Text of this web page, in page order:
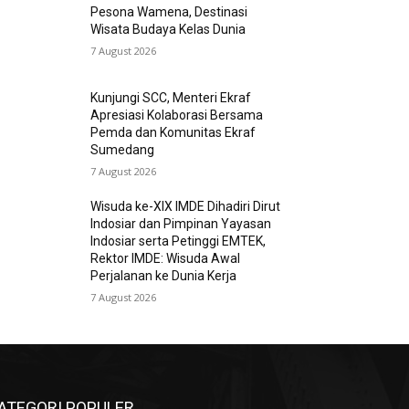
Pesona Wamena, Destinasi
Wisata Budaya Kelas Dunia
7 August 2026
Kunjungi SCC, Menteri Ekraf
Apresiasi Kolaborasi Bersama
Pemda dan Komunitas Ekraf
Sumedang
7 August 2026
Wisuda ke-XIX IMDE Dihadiri Dirut
Indosiar dan Pimpinan Yayasan
Indosiar serta Petinggi EMTEK,
Rektor IMDE: Wisuda Awal
Perjalanan ke Dunia Kerja
7 August 2026